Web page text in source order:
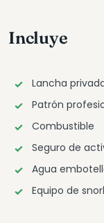
Incluye
Lancha
Patrón
Combustible
Seguro de
Agua
Equipo de